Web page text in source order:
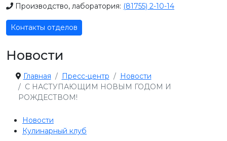
Производство, лаборатория: (81755) 2-10-14
Контакты отделов
Новости
Главная Пресс-центр
Новости
С НАСТУПАЮЩИМ НОВЫМ ГОДОМ И
РОЖДЕСТВОМ!
Новости
Кулинарный клуб